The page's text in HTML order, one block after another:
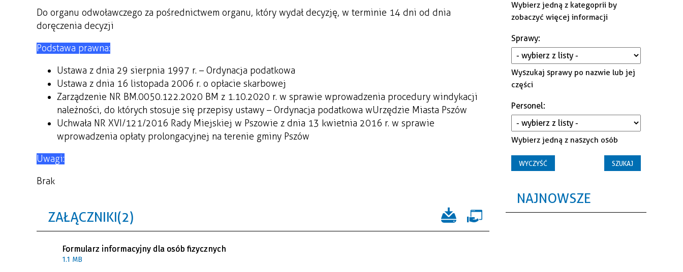
Do organu odwoławczego za pośrednictwem organu, który wydał decyzję, w terminie 14 dni od dnia
doręczenia decyzji
Podstawa prawna:
Ustawa z dnia 29 sierpnia 1997 r. – Ordynacja podatkowa
Ustawa z dnia 16 listopada 2006 r. o opłacie skarbowej
Zarządzenie NR BM.0050.122.2020 BM z 1.10.2020 r. w sprawie wprowadzenia procedury windykacji
należności, do których stosuje się przepisy ustawy – Ordynacja podatkowa w Urzędzie Miasta Pszów
Uchwała NR XVI/121/2016 Rady Miejskiej w Pszowie z dnia 13 kwietnia 2016 r. w sprawie
wprowadzenia opłaty prolongacyjnej na terenie gminy Pszów
Uwagi:
Brak
ZAŁĄCZNIKI (2)
Formularz informacyjny dla osób fizycznych
1.1 MB
Wybierz jedną z kategoprii by
zobaczyć więcej informacji
Sprawy:
Wyszukaj sprawy po nazwie lub jej
części
Personel:
Wybierz jedną z naszych osób
NAJNOWSZE